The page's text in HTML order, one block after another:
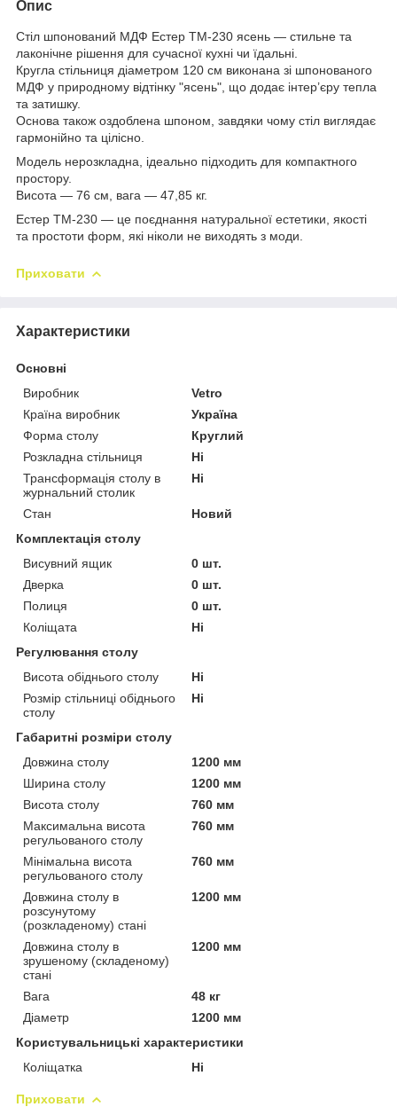
Опис
Стіл шпонований МДФ Естер TM-230 ясень — стильне та
лаконічне рішення для сучасної кухні чи їдальні.
Кругла стільниця діаметром 120 см виконана зі шпонованого
МДФ у природному відтінку "ясень", що додає інтер’єру тепла
та затишку.
Основа також оздоблена шпоном, завдяки чому стіл виглядає
гармонійно та цілісно.
Модель нерозкладна, ідеально підходить для компактного
простору.
Висота — 76 см, вага — 47,85 кг.
Естер TM-230 — це поєднання натуральної естетики, якості
та простоти форм, які ніколи не виходять з моди.
Приховати
Характеристики
Основні
Виробник
Vetro
Країна виробник
Україна
Форма столу
Круглий
Розкладна стільниця
Ні
Трансформація столу в
журнальний столик
Ні
Стан
Новий
Комплектація столу
Висувний ящик
0 шт.
Дверка
0 шт.
Полиця
0 шт.
Коліщата
Ні
Регулювання столу
Висота обіднього столу
Ні
Розмір стільниці обіднього
столу
Ні
Габаритні розміри столу
Довжина столу
1200 мм
Ширина столу
1200 мм
Висота столу
760 мм
Максимальна висота
регульованого столу
760 мм
Мінімальна висота
регульованого столу
760 мм
Довжина столу в
розсунутому
(розкладеному) стані
1200 мм
Довжина столу в
зрушеному (складеному)
стані
1200 мм
Вага
48 кг
Діаметр
1200 мм
Користувальницькі характеристики
Коліщатка
Ні
Приховати